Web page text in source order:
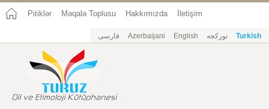
Pitiklər Məqalə Toplusu Hakkımızda İletişim
فارسی Azerbaijani English تورکجه Turkish